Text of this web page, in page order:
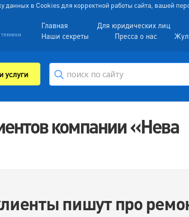
данных в Cookies для корректной работы сайта, вашей
Главная Для юридических лиц
Наши секреты
Пресса о нас
услуги
компании «Нева
пишут про